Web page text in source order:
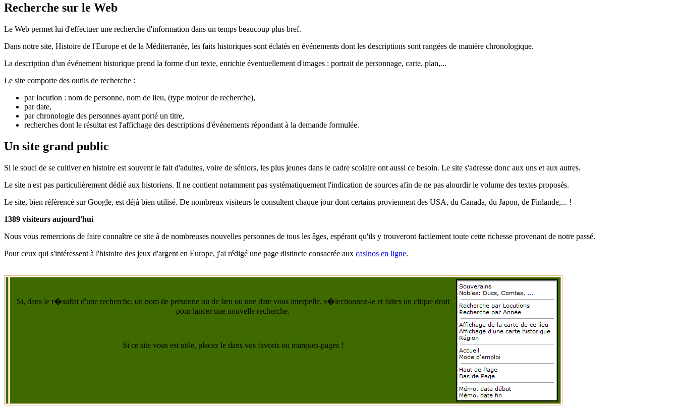
Recherche sur le Web
Le Web permet lui d'effectuer une recherche d'information dans un temps beaucoup plus bref.
Dans notre site, Histoire de l'Europe et de la Méditerranée, les faits historiques sont éclatés en événements dont les descriptions sont rangées de manière chronologique.
La description d'un événement historique prend la forme d'un texte, enrichie éventuellement d'images : portrait de personnage, carte, plan,...
Le site comporte des outils de recherche :
par locution : nom de personne, nom de lieu, (type moteur de recherche),
par date,
par chronologie des personnes ayant porté un titre,
recherches dont le résultat est l'affichage des descriptions d'événements répondant à la demande formulée.
Un site grand public
Si le souci de se cultiver en histoire est souvent le fait d'adultes, voire de séniors, les plus jeunes dans le cadre scolaire ont aussi ce besoin. Le site s'adresse donc aux uns et aux autres.
Le site n'est pas particulièrement dédié aux historiens. Il ne contient notamment pas systématiquement l'indication de sources afin de ne pas alourdir le volume des textes proposés.
Le site, bien référencé sur Google, est déjà bien utilisé. De nombreux visiteurs le consultent chaque jour dont certains proviennent des USA, du Canada, du Japon, de Finlande,... !
1389 visiteurs aujourd'hui
Nous vous remercions de faire connaître ce site à de nombreuses nouvelles personnes de tous les âges, espérant qu'ils y trouveront facilement toute cette richesse provenant de notre passé.
Pour ceux qui s'intéressent à l'histoire des jeux d'argent en Europe, j'ai rédigé une page distincte consacrée aux casinos en ligne.
Si, dans le r�sultat d'une recherche, un nom de personne ou de lieu ou une date vous interpelle, s�lectionnez-le et faites un clique droit
pour lancer une nouvelle recherche.
Si ce site vous est utile, placez le dans vos favoris ou marques-pages !